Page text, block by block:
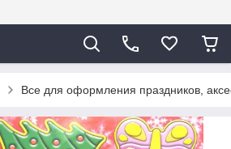
Все для оформления праздников,